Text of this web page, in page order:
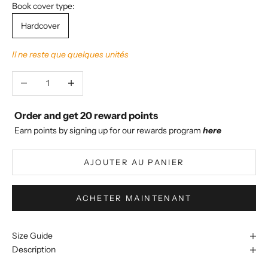
Book cover type:
Hardcover
Il ne reste que quelques unités
Diminuer la quantitéAugmenter la quantité
Order and get20 reward points
Earn points by signing up for our rewards program here
AJOUTER AU PANIER
ACHETER MAINTENANT
Size Guide
Description